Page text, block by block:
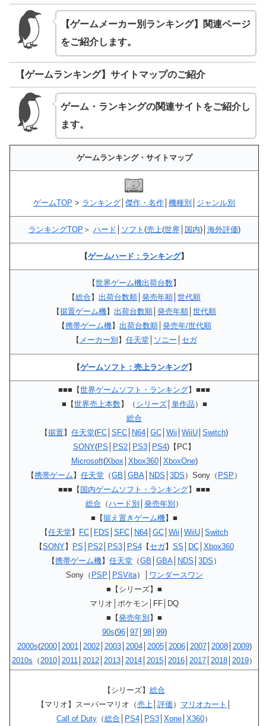
【ゲームメーカー別ランキング】関連ページ
をご紹介します。
【ゲームランキング】サイトマップのご紹介
ゲーム・ランキングの関連サイトをご紹介し
ます。
ゲームランキング・サイトマップ
ゲームTOP > ランキング 傑作・名作 機種別 ジャンル別
ランキングTOP ＞ ハード ソフト (売上(世界 国内)│ 海外評価)
【ゲームハード：ランキング】
【世界ゲーム機出荷台数】
【総合】 出荷台数順 発売年順 世代順
【据置ゲーム機】 出荷台数順 発売年順 世代順
【携帯ゲーム機】 出荷台数順│ 発売年/世代順
【 メーカー別 】 任天堂│ ソニー セガ
【ゲームソフト：売上ランキング】
■■■【世界ゲームソフト・ランキング】■■■
■【世界売上本数】（ シリーズ│ 単作品 ）■
総合
【据置】 任天堂(FC SFC N64 GC Wii WiiU Switch)
SONY(PS PS2 PS3 PS4)【PC】
Microsoft(Xbox Xbox360│ XboxOne)
【携帯ゲーム 】 任天堂 （GB GBA NDS 3DS ）Sony（ PSP ）
■■■【 国内ゲームソフト・ランキング】■■■
総合 （ハード別 発売年別 ）
■【据え置きゲーム機】■
【任天堂】 FC FDS SFC N64 GC Wii WiiU Switch
【SONY】 PS PS2│ PS3│ PS4【 セガ】 SS DC│ Xbox360
【携帯ゲーム機】 任天堂 （GB GBA NDS 3DS ）
Sony（ PSP PSVita）│ ワンダースワン
■【シリーズ】■
マリオ│ポケモン│FF│DQ
■【発売年別 】■
90s(96│ 97│ 98│ 99)
2000s(2000│ 2001 2002│ 2003│ 2004│ 2005│ 2006│ 2007│ 2008│ 2009)
2010s （ 2010 2011 2012 2013 2014 2015 2016 2017 2018 2019）
【シリーズ】 総合
【マリオ】スーパーマリオ（売上 評価 ） マリオカート
Call of Duty （総合 PS4 PS3 Xone X360）